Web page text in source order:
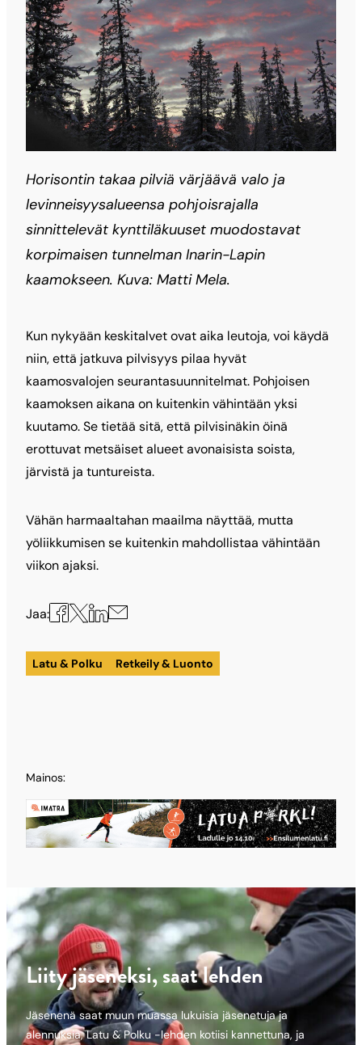
Horisontin takaa pilviä värjäävä valo ja
levinneisyysalueensa pohjoisrajalla
sinnittelevät kynttiläkuuset muodostavat
korpimaisen tunnelman Inarin-Lapin
kaamokseen. Kuva: Matti Mela.
Kun nykyään keskitalvet ovat aika leutoja, voi käydä
niin, että jatkuva pilvisyys pilaa hyvät
kaamosvalojen seurantasuunnitelmat. Pohjoisen
kaamoksen aikana on kuitenkin vähintään yksi
kuutamo. Se tietää sitä, että pilvisinäkin öinä
erottuvat metsäiset alueet avonaisista soista,
järvistä ja tuntureista.
Vähän harmaaltahan maailma näyttää, mutta
yöliikkumisen se kuitenkin mahdollistaa vähintään
viikon ajaksi.
Jaa: Jaa
Facebookissa
Jaa
X:ssä
Jaa
LinkedInissä
Jaa
sähköpostilla
Latu & Polku Retkeily & Luonto
Mainos:
Liity jäseneksi, saat lehden
Jäsenenä saat muun muassa lukuisia jäsenetuja ja
alennuksia, Latu & Polku -lehden kotiisi kannettuna, ja